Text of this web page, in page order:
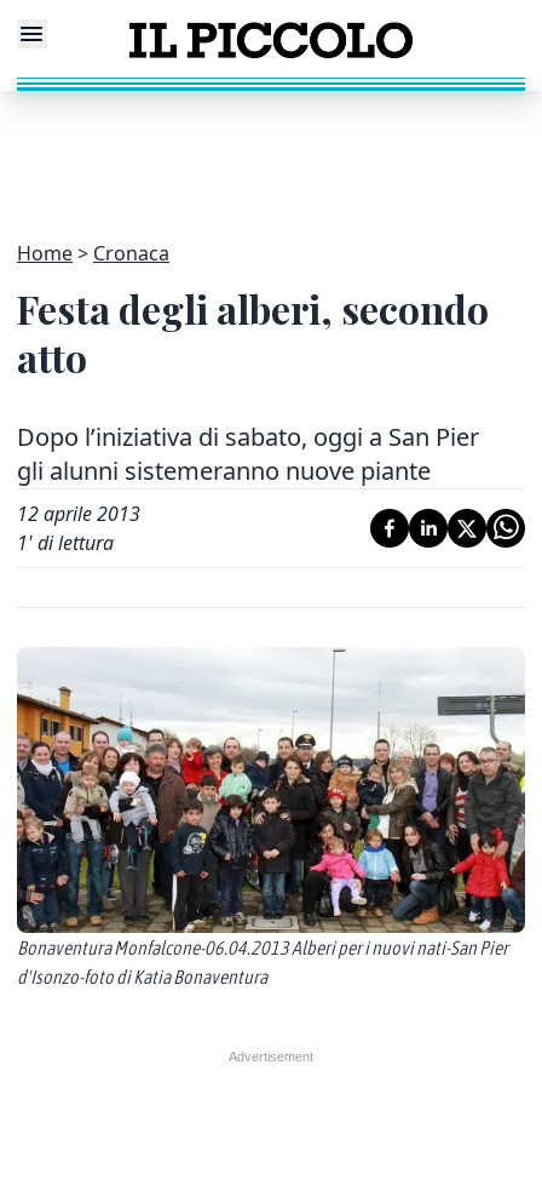
Home Cronaca
Festa degli alberi, secondo
atto
Dopo l’iniziativa di sabato, oggi a San Pier
gli alunni sistemeranno nuove piante
12 aprile 2013
1' di lettura
Bonaventura Monfalcone-06.04.2013 Alberi per i nuovi nati-San Pier
d'Isonzo-foto di Katia Bonaventura